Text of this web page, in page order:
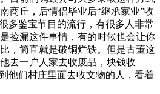
商丘，后情侣毕业后“继承家业”收
多鉴宝节目的流行，有很多人非常
捡漏这件事情，有的时候也会让你
，简直就是破铜烂铁。但是古董这
去一户人家去收废品，块钱收
他们村庄里面去收文物的人，看着